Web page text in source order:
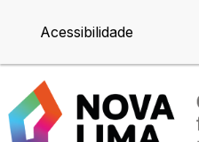
Acessibilidade